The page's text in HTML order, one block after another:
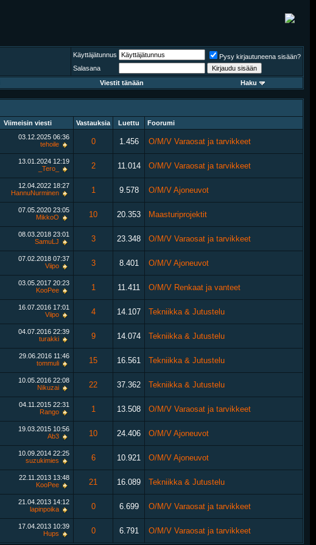
Käyttäjätunnus
Pysy kirjautuneena sisään?
Salasana
Viestit tänään Haku
Viimeisin viesti Vastauksia Luettu Foorumi
03.12.2025 06:36
tehoile
0 1.456 O/M/V Varaosat ja tarvikkeet
13.01.2024 12:19
_Tero_
2 11.014 O/M/V Varaosat ja tarvikkeet
12.04.2022 18:27
HannuNurminen
1 9.578 O/M/V Ajoneuvot
07.05.2020 23:05
MikkoO
10 20.353 Maasturiprojektit
08.03.2018 23:01
SamuLJ
3 23.348 O/M/V Varaosat ja tarvikkeet
07.02.2018 07:37
Viipo
3 8.401 O/M/V Ajoneuvot
03.05.2017 20:23
KooPee
1 11.411 O/M/V Renkaat ja vanteet
16.07.2016 17:01
Viipo
4 14.107 Tekniikka & Jutustelu
04.07.2016 22:39
turakki
9 14.074 Tekniikka & Jutustelu
29.06.2016 11:46
tommuli
15 16.561 Tekniikka & Jutustelu
10.05.2016 22:08
Nikuzai
22 37.362 Tekniikka & Jutustelu
04.11.2015 22:31
Rango
1 13.508 O/M/V Varaosat ja tarvikkeet
19.03.2015 10:56
Ab3
10 24.406 O/M/V Ajoneuvot
10.09.2014 22:25
suzukimies
6 10.921 O/M/V Ajoneuvot
22.11.2013 13:48
KooPee
21 16.089 Tekniikka & Jutustelu
21.04.2013 14:12
lapinpoika
0 6.699 O/M/V Varaosat ja tarvikkeet
17.04.2013 10:39
Hups
0 6.791 O/M/V Varaosat ja tarvikkeet